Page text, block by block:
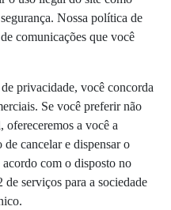
Nossa política de
comunicações que você
privacidade, você concorda
Se você preferir não
ofereceremos a você a
cancelar e dispensar o
acordo com o disposto no
serviços para a sociedade